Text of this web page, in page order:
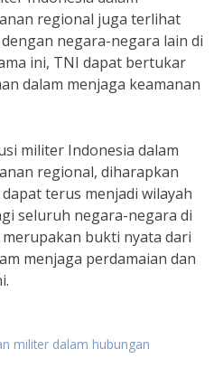
regional juga terlihat
negara-negara lain di
ini, TNI dapat bertukar
dalam menjaga keamanan
militer Indonesia dalam
regional, diharapkan
terus menjadi wilayah
seluruh negara-negara di
bukti nyata dari
menjaga perdamaian dan
militer dalam hubungan